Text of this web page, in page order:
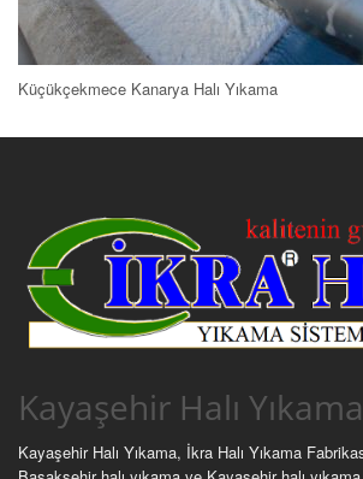
Küçükçekmece Kanarya Halı Yıkama
Kayaşehir Halı Yıkama
Kayaşehir Halı Yıkama, İkra Halı Yıkama